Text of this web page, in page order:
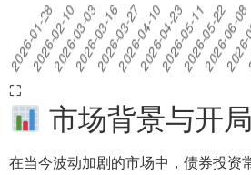
⛶
市场背景与开局
在当今波动加剧的市场中，债券投资